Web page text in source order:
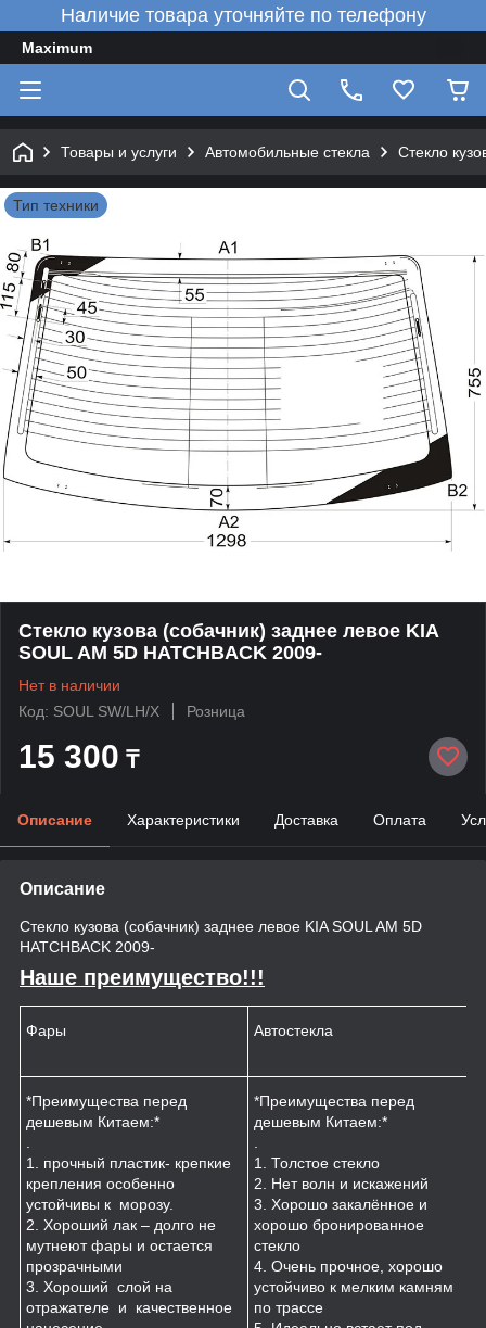
Наличие товара уточняйте по телефону
Maximum
Товары и услуги Автомобильные стекла Стекло
Тип техники
Стекло кузова (собачник) заднее левое KIA
SOUL AM 5D HATCHBACK 2009-
Нет в наличии
Код: SOUL SW/LH/X
Розница
15 300 ₸
Описание Характеристики Доставка Оплата
Описание
Стекло кузова (собачник) заднее левое KIA SOUL AM 5D
HATCHBACK 2009-
Наше преимущество!!!
Фары Автостекла
*Преимущества перед
дешевым Китаем:*
.
1. прочный пластик- крепкие
крепления особенно
устойчивы к морозу.
2. Хороший лак – долго не
мутнеют фары и остается
прозрачными
3. Хороший слой на
отражателе и качественное
*Преимущества перед
дешевым Китаем:*
.
1. Толстое стекло
2. Нет волн и искажений
3. Хорошо закалённое и
хорошо бронированное
стекло
4. Очень прочное, хорошо
устойчиво к мелким камням
по трассе